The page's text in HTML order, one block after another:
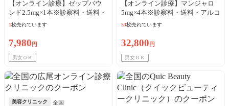
【オンライン診療】ゼップバウ
ンド2.5mg×1本※診察料・送料・
アルコール綿込／リピート可
1枚売れています
7,980 円
男女ＯＫ
【オンライン診療】マンジャロ
5mg×4本※診察料・送料・アルコ
ール綿込
53枚売れています
32,800 円
男女ＯＫ
美容クリニック 全国